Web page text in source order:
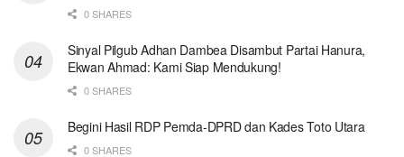
0 SHARES
Sinyal Pilgub Adhan Dambea Disambut Partai Hanura,
Ekwan Ahmad: Kami Siap Mendukung!
0 SHARES
Begini Hasil RDP Pemda-DPRD dan Kades Toto Utara
0 SHARES